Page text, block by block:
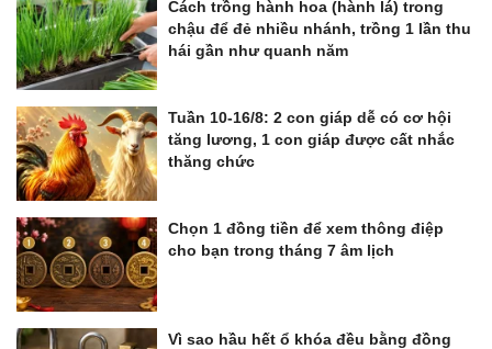
Cách trồng hành hoa (hành lá) trong
chậu để đẻ nhiều nhánh, trồng 1 lần thu
hái gần như quanh năm
Tuần 10-16/8: 2 con giáp dễ có cơ hội
tăng lương, 1 con giáp được cất nhắc
thăng chức
Chọn 1 đồng tiền để xem thông điệp
cho bạn trong tháng 7 âm lịch
Vì sao hầu hết ổ khóa đều bằng đồng